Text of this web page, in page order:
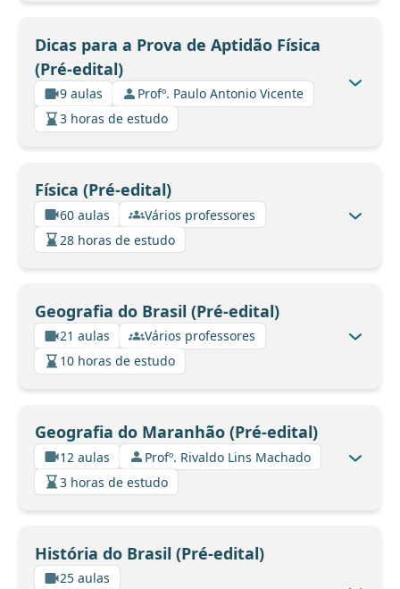
Dicas para a Prova de Aptidão Física
(Pré-edital)
9 aulas
Profº. Paulo Antonio Vicente
3 horas de estudo
Física (Pré-edital)
60 aulas
Vários professores
28 horas de estudo
Geografia do Brasil (Pré-edital)
21 aulas
Vários professores
10 horas de estudo
Geografia do Maranhão (Pré-edital)
12 aulas
Profº. Rivaldo Lins Machado
3 horas de estudo
História do Brasil (Pré-edital)
25 aulas